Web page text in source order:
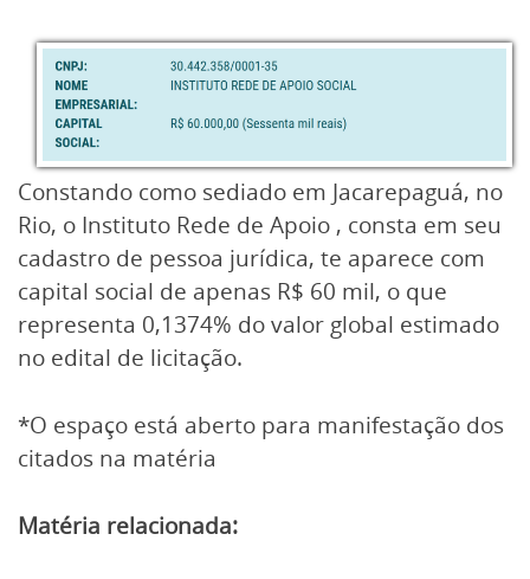
Constando como sediado em Jacarepaguá, no
Rio, o Instituto Rede de Apoio , consta em seu
cadastro de pessoa jurídica, te aparece com
capital social de apenas R$ 60 mil, o que
representa 0,1374% do valor global estimado
no edital de licitação.
*O espaço está aberto para manifestação dos
citados na matéria
Matéria relacionada: